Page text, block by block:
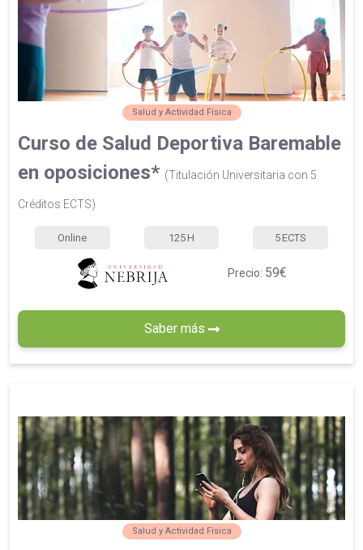
Salud y Actividad Física
Curso de Salud Deportiva Baremable
en oposiciones* (Titulación Universitaria con 5
Créditos ECTS)
Online 125 H 5 ECTS
Precio: 59€
Saber más
Salud y Actividad Física